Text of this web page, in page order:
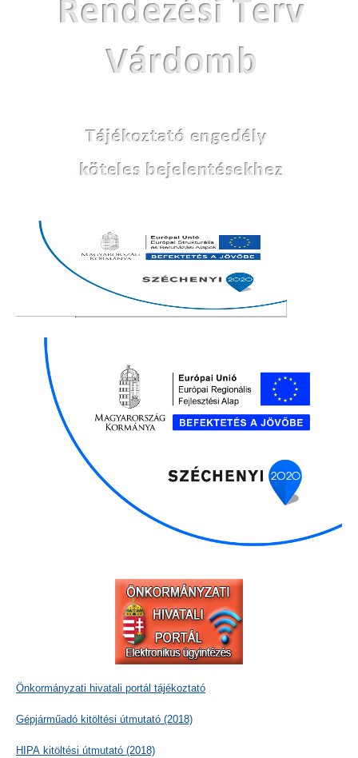
Önkormányzati hivatali portál tájékoztató
Gépjárműadó kitöltési útmutató (2018)
HIPA kitöltési útmutató (2018)